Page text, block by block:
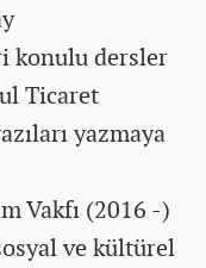
konulu dersler
Ticaret
yazmaya
Vakfı (2016 -)
ve kültürel